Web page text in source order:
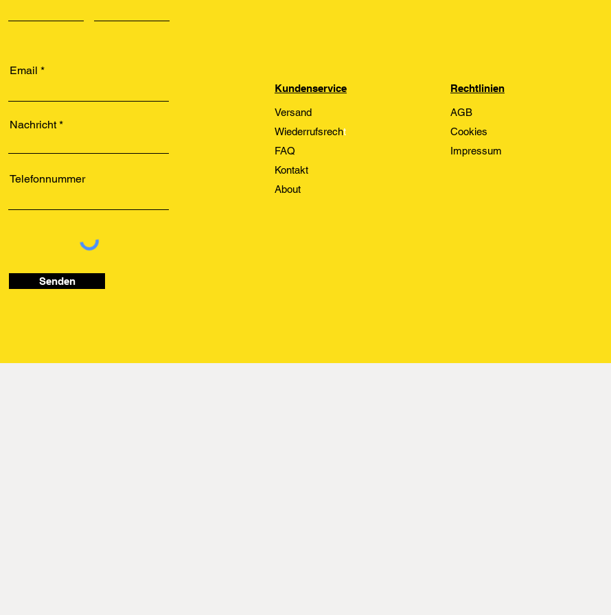
Email
Nachricht
Telefonnummer
Senden
Kundenservice
Versand
Wiederrufsrecht
FAQ
Kontakt
About
Rechtlinien
AGB
Cookies
Impressum